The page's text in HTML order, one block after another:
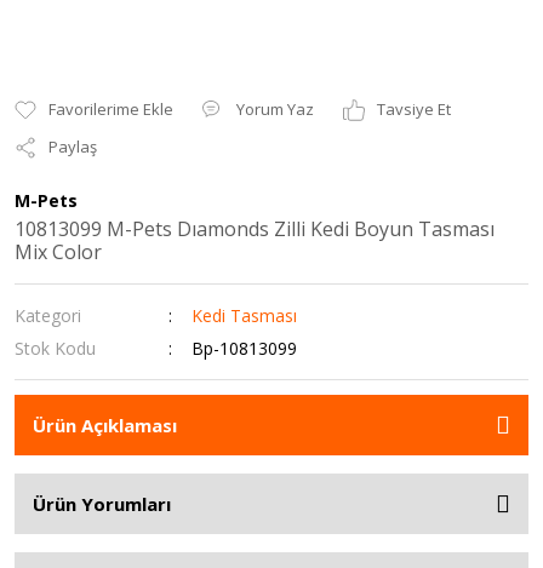
Yorum Yaz
Tavsiye Et
Paylaş
M-Pets
10813099 M-Pets Dıamonds Zilli Kedi Boyun Tasması
Mix Color
Kategori
Kedi Tasması
Stok Kodu
Bp-10813099
Ürün Açıklaması
Ürün Yorumları